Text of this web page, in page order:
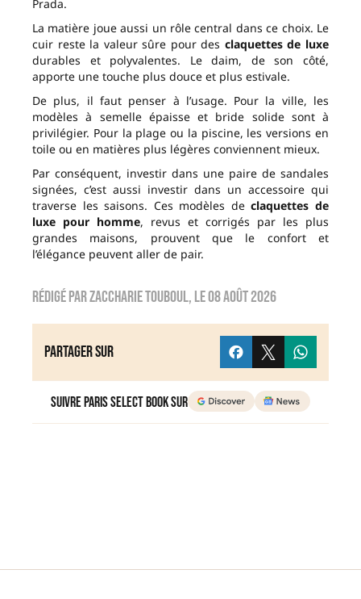
Prada.
La matière joue aussi un rôle central dans ce choix. Le
cuir reste la valeur sûre pour des claquettes de luxe
durables et polyvalentes. Le daim, de son côté,
apporte une touche plus douce et plus estivale.
De plus, il faut penser à l’usage. Pour la ville, les
modèles à semelle épaisse et bride solide sont à
privilégier. Pour la plage ou la piscine, les versions en
toile ou en matières plus légères conviennent mieux.
Par conséquent, investir dans une paire de sandales
signées, c’est aussi investir dans un accessoire qui
traverse les saisons. Ces modèles declaquettes de
luxe pour homme, revus et corrigés par les plus
grandes maisons, prouvent que le confort et
l’élégance peuvent aller de pair.
Rédigé parzaccharie touboul, le08 août 2026
Partager sur
Suivre Paris Select Book sur